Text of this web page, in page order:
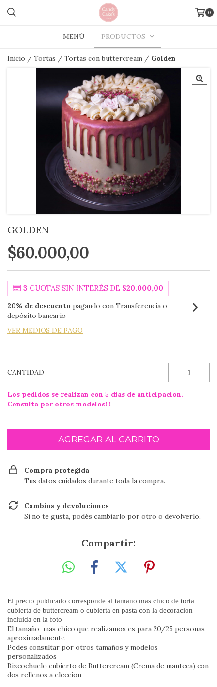
0
MENÚ PRODUCTOS
Inicio / Tortas / Tortas con buttercream / Golden
GOLDEN
$60.000,00
3 CUOTAS SIN INTERÉS DE $20.000,00
20% de descuento pagando con Transferencia o
depósito bancario
VER MEDIOS DE PAGO
CANTIDAD
Los pedidos se realizan con 5 dias de anticipacion.
Consulta por otros modelos!!!
Compra protegida
Tus datos cuidados durante toda la compra.
Cambios y devoluciones
Si no te gusta, podés cambiarlo por otro o devolverlo.
Compartir:
El precio publicado corresponde al tamaño mas chico de torta
cubierta de buttercream o cubierta en pasta con la decoracion
incluida en la foto
El tamaño mas chico que realizamos es para 20/25 personas
aproximadamente
Podes consultar por otros tamaños y modelos
personalizados
Bizcochuelo cubierto de Buttercream (Crema de manteca) con
dos rellenos a eleccion